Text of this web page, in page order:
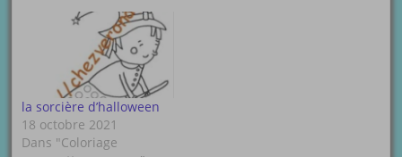
la sorcière d’halloween
18 octobre 2021
Dans "Coloriage